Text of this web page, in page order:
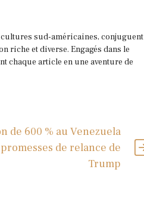
sud-américaines, conjuguent
riche et diverse. Engagés dans le
chaque article en une aventure de
de 600 % au Venezuela
de relance de
Trump